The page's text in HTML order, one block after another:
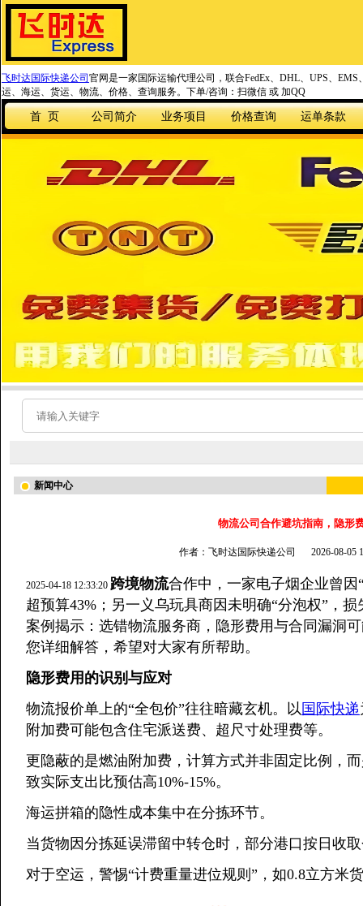
飞时达国际快递公司 官网是一家国际运输代理公司，联合FedEx、DHL、UPS、
运、海运、货运、物流、价格、查询服务。下单/咨询：扫微信 或 加QQ
首 页 公司简介 业务项目 价格查询 运单条款
新闻中心
物流公司合作避坑指南，隐形
作者：飞时达国际快递公司 2026-08-05
2025-04-18 12:33:20 跨境物流合作中，一家电子烟企业曾
超预算43%；另一义乌玩具商因未明确“分泡权”，
案例揭示：选错物流服务商，隐形费用与合同漏洞
您详细解答，希望对大家有所帮助。
隐形费用的识别与应对
物流报价单上的“全包价”往往暗藏玄机。以 国际快递
附加费可能包含住宅派送费、超尺寸处理费等。
更隐蔽的是燃油附加费，计算方式并非固定比例，
致实际支出比预估高10%-15%。
海运拼箱的隐性成本集中在分拣环节。
当货物因分拣延误滞留中转仓时，部分港口按日收
对于空运，警惕“计费重量进位规则”，如0.8立方米